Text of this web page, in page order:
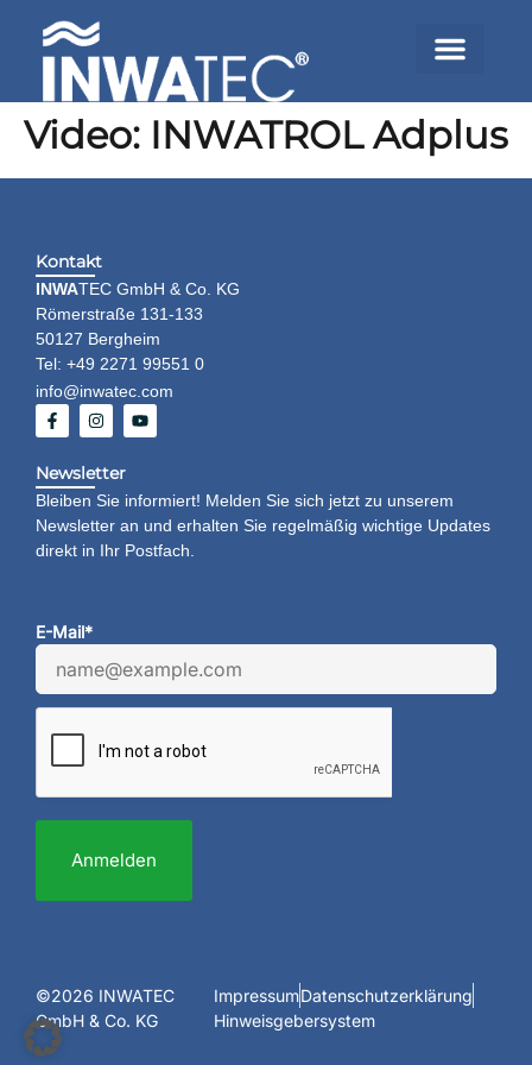
Video: INWATROL Adplus
Kontakt
INWATEC GmbH & Co. KG
Römerstraße 131-133
50127 Bergheim
Tel: +49 2271 99551 0
info@inwatec.com
Newsletter
Bleiben Sie informiert! Melden Sie sich jetzt zu unserem
Newsletter an und erhalten Sie regelmäßig wichtige Updates
direkt in Ihr Postfach.
E-Mail*
Anmelden
©2026 INWATEC
GmbH & Co. KG
ImpressumDatenschutzerklärung
Hinweisgebersystem